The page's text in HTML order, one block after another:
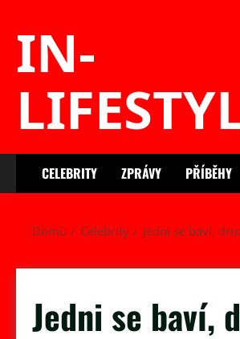
IN-
CELEBRITY ZPRÁVY PŘÍBĚHY
Domů Celebrity Jedni se baví,
Jedni se baví,